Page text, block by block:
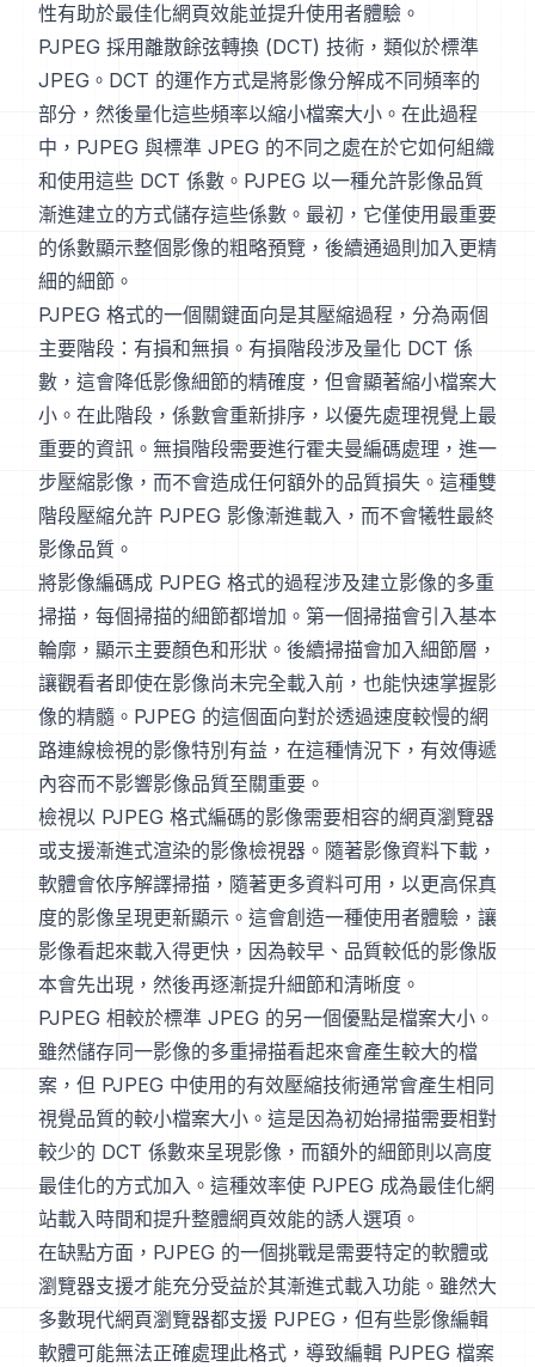
性有助於最佳化網頁效能並提升使用者體驗。
PJPEG 採用離散餘弦轉換 (DCT) 技術，類似於標準
JPEG。DCT 的運作方式是將影像分解成不同頻率的
部分，然後量化這些頻率以縮小檔案大小。在此過程
中，PJPEG 與標準 JPEG 的不同之處在於它如何組織
和使用這些 DCT 係數。PJPEG 以一種允許影像品質
漸進建立的方式儲存這些係數。最初，它僅使用最重要
的係數顯示整個影像的粗略預覽，後續通過則加入更精
細的細節。
PJPEG 格式的一個關鍵面向是其壓縮過程，分為兩個
主要階段：有損和無損。有損階段涉及量化 DCT 係
數，這會降低影像細節的精確度，但會顯著縮小檔案大
小。在此階段，係數會重新排序，以優先處理視覺上最
重要的資訊。無損階段需要進行霍夫曼編碼處理，進一
步壓縮影像，而不會造成任何額外的品質損失。這種雙
階段壓縮允許 PJPEG 影像漸進載入，而不會犧牲最終
影像品質。
將影像編碼成 PJPEG 格式的過程涉及建立影像的多重
掃描，每個掃描的細節都增加。第一個掃描會引入基本
輪廓，顯示主要顏色和形狀。後續掃描會加入細節層，
讓觀看者即使在影像尚未完全載入前，也能快速掌握影
像的精髓。PJPEG 的這個面向對於透過速度較慢的網
路連線檢視的影像特別有益，在這種情況下，有效傳遞
內容而不影響影像品質至關重要。
檢視以 PJPEG 格式編碼的影像需要相容的網頁瀏覽器
或支援漸進式渲染的影像檢視器。隨著影像資料下載，
軟體會依序解譯掃描，隨著更多資料可用，以更高保真
度的影像呈現更新顯示。這會創造一種使用者體驗，讓
影像看起來載入得更快，因為較早、品質較低的影像版
本會先出現，然後再逐漸提升細節和清晰度。
PJPEG 相較於標準 JPEG 的另一個優點是檔案大小。
雖然儲存同一影像的多重掃描看起來會產生較大的檔
案，但 PJPEG 中使用的有效壓縮技術通常會產生相同
視覺品質的較小檔案大小。這是因為初始掃描需要相對
較少的 DCT 係數來呈現影像，而額外的細節則以高度
最佳化的方式加入。這種效率使 PJPEG 成為最佳化網
站載入時間和提升整體網頁效能的誘人選項。
在缺點方面，PJPEG 的一個挑戰是需要特定的軟體或
瀏覽器支援才能充分受益於其漸進式載入功能。雖然大
多數現代網頁瀏覽器都支援 PJPEG，但有些影像編輯
軟體可能無法正確處理此格式，導致編輯 PJPEG 檔案